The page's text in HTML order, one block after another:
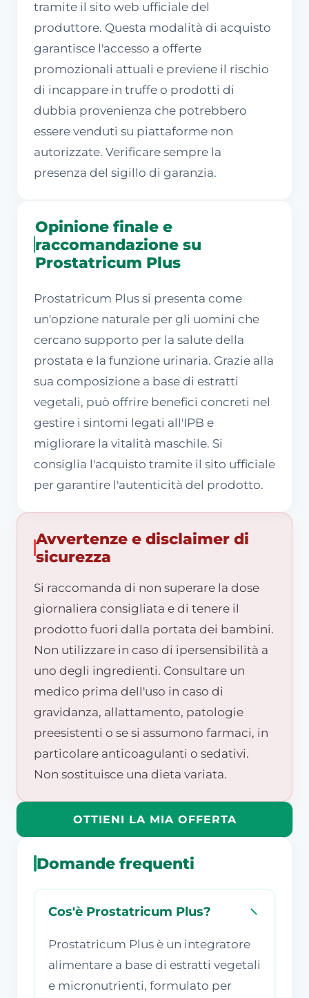
tramite il sito web ufficiale del
produttore. Questa modalità di acquisto
garantisce l'accesso a offerte
promozionali attuali e previene il rischio
di incappare in truffe o prodotti di
dubbia provenienza che potrebbero
essere venduti su piattaforme non
autorizzate. Verificare sempre la
presenza del sigillo di garanzia.
Opinione finale e
raccomandazione su
Prostatricum Plus
Prostatricum Plus si presenta come
un'opzione naturale per gli uomini che
cercano supporto per la salute della
prostata e la funzione urinaria. Grazie alla
sua composizione a base di estratti
vegetali, può offrire benefici concreti nel
gestire i sintomi legati all'IPB e
migliorare la vitalità maschile. Si
consiglia l'acquisto tramite il sito ufficiale
per garantire l'autenticità del prodotto.
Avvertenze e disclaimer di
sicurezza
Si raccomanda di non superare la dose
giornaliera consigliata e di tenere il
prodotto fuori dalla portata dei bambini.
Non utilizzare in caso di ipersensibilità a
uno degli ingredienti. Consultare un
medico prima dell'uso in caso di
gravidanza, allattamento, patologie
preesistenti o se si assumono farmaci, in
particolare anticoagulanti o sedativi.
Non sostituisce una dieta variata.
OTTIENI LA MIA OFFERTA
Domande frequenti
Cos'è Prostatricum Plus?
Prostatricum Plus è un integratore
alimentare a base di estratti vegetali
e micronutrienti, formulato per